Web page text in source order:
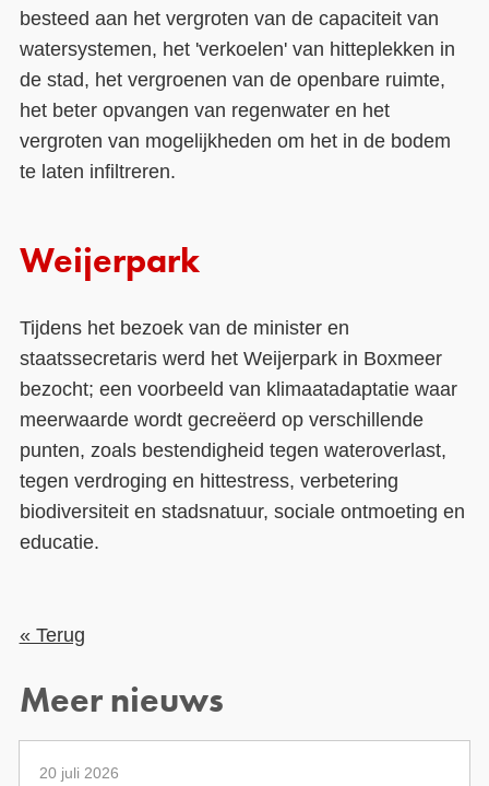
besteed aan het vergroten van de capaciteit van
watersystemen, het 'verkoelen' van hitteplekken in
de stad, het vergroenen van de openbare ruimte,
het beter opvangen van regenwater en het
vergroten van mogelijkheden om het in de bodem
te laten infiltreren.
Weijerpark
Tijdens het bezoek van de minister en
staatssecretaris werd het Weijerpark in Boxmeer
bezocht; een voorbeeld van klimaatadaptatie waar
meerwaarde wordt gecreëerd op verschillende
punten, zoals bestendigheid tegen wateroverlast,
tegen verdroging en hittestress, verbetering
biodiversiteit en stadsnatuur, sociale ontmoeting en
educatie.
« Terug
Meer nieuws
20 juli 2026